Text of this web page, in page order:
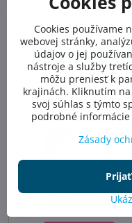
61,49 €
Do košíka
Cookies používame
webovej stránky,
údajov o jej
nástroje a služby
môžu preniesť k
krajinách. Kliknutím na
svoj súhlas s týmto
podrobné
Zásady